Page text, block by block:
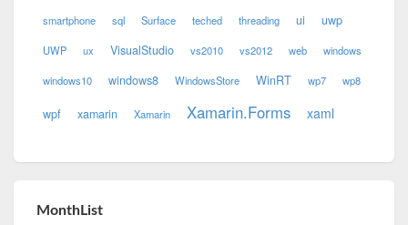
smartphone sql Surface teched threading ui uwp
UWP ux VisualStudio vs2010 vs2012 web windows
windows10 windows8 WindowsStore WinRT wp7 wp8
wpf xamarin Xamarin Xamarin.Forms xaml
MonthList